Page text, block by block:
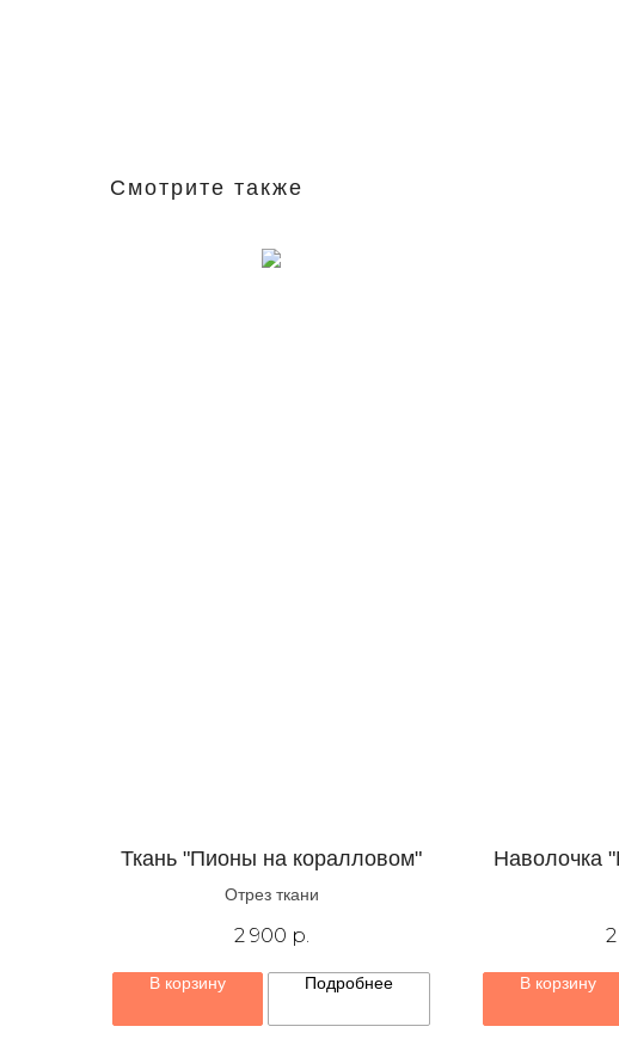
Смотрите также
Ткань "Пионы на коралловом"
Отрез ткани
2 900 р.
В корзину Подробнее
Наволочка
В корзину